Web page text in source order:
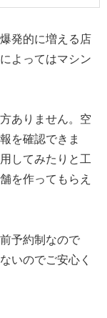
発的に増える店
よってはマシン
ありません。空
を確認できま
してみたりと工
を作ってもらえ
予約制なので
いのでご安心く